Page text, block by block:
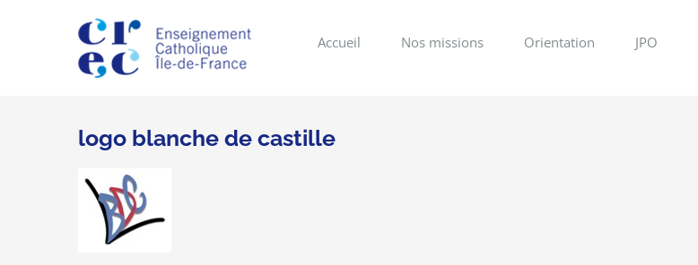
Accueil Nos missions Orientation JPO
logo blanche de castille